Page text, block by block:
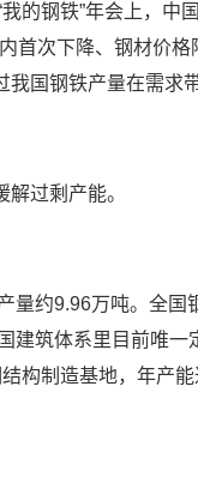
的钢铁”年会上，中
首次下降、钢材价
国钢铁产量在需求
过剩产能。
量约9.96万吨。全
建筑体系里目前唯
构制造基地，年产